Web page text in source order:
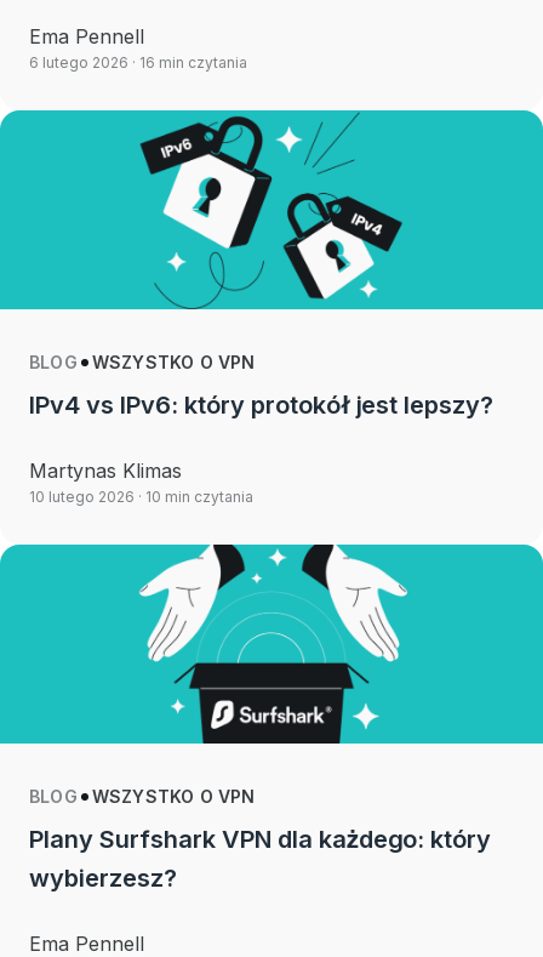
Ema Pennell
6 lutego 2026 · 16 min czytania
BLOG WSZYSTKO O VPN
IPv4 vs IPv6: który protokół jest lepszy?
Martynas Klimas
10 lutego 2026 · 10 min czytania
BLOG WSZYSTKO O VPN
Plany Surfshark VPN dla każdego: który
wybierzesz?
Ema Pennell